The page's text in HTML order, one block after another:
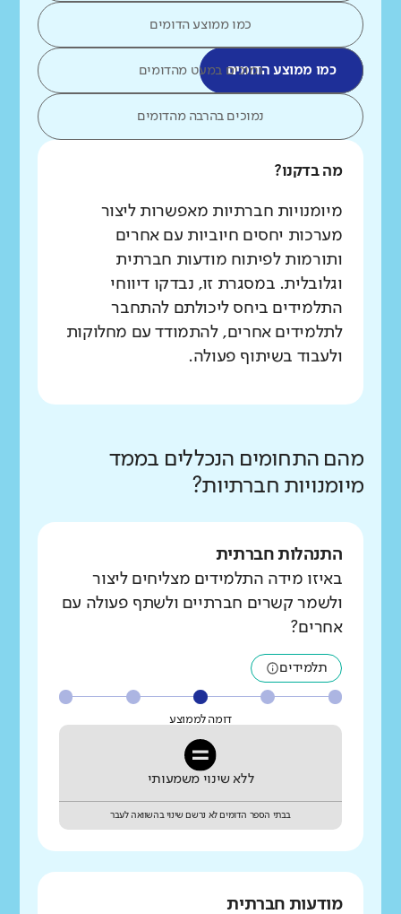
כמו ממוצע הדומים
כמו ממוצע הדומיםנמוכים במעט מהדומים
נמוכים בהרבה מהדומים
מה בדקנו?
מיומנויות חברתיות מאפשרות ליצור
מערכות יחסים חיוביות עם אחרים
ותורמות לפיתוח מודעות חברתית
וגלובלית. במסגרת זו, נבדקו דיווחי
התלמידים ביחס ליכולתם להתחבר
לתלמידים אחרים, להתמודד עם מחלוקות
ולעבוד בשיתוף פעולה.
מהם התחומים הנכללים בממד
מיומנויות חברתיות?
התנהלות חברתית
באיזו מידה התלמידים מצליחים ליצור
ולשמר קשרים חברתיים ולשתף פעולה עם
אחרים?
תלמידים
דומה לממוצע
ללא שינוי משמעותי
בבתי הספר הדומים לא נרשם שינוי בהשוואה לעבר
מודעות חברתית